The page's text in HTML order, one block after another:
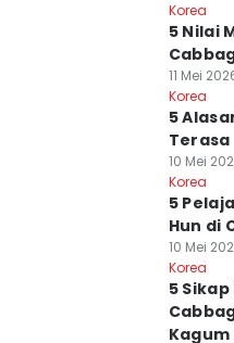
Korea
5 Nilai
11 Mei
Korea
5
10 Mei
Korea
5
Hun di
10 Mei
Korea
5
Kagum